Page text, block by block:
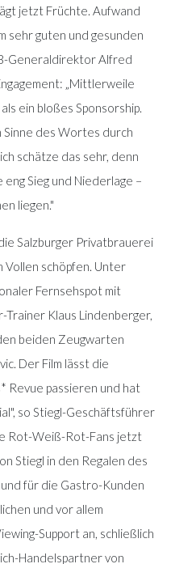
jetzt Früchte. Aufwand
sehr guten und gesunden
Generaldirektor Alfred
„Mittlerweile
ein bloßes Sponsorship.
des Wortes durch
schätze das sehr, denn
Sieg und Niederlage –
liegen."
Salzburger Privatbrauerei
Vollen schöpfen. Unter
Fernsehspot mit
Klaus Lindenberger,
beiden Zeugwarten
Der Film lässt die
Revue passieren und hat
so Stiegl-Geschäftsführer
Rot-Weiß-Rot-Fans jetzt
Stiegl in den Regalen des
für die Gastro-Kunden
und vor allem
Support an, schließlich
Handelspartner von